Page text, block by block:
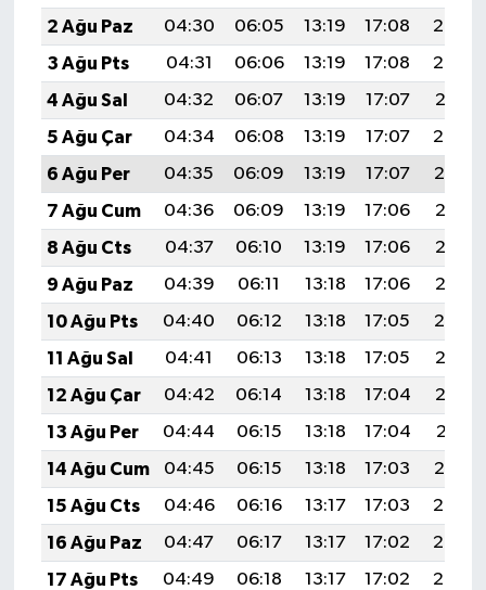
2 Ağu Paz
04:30 06:05 13:19 17:08
20:23
3 Ağu Pts
04:31 06:06 13:19 17:08
20:22
4 Ağu Sal
04:32 06:07 13:19 17:07
20:21
5 Ağu Çar
04:34 06:08 13:19 17:07
20:20
6 Ağu Per
04:35 06:09 13:19 17:07
20:19
7 Ağu Cum
04:36 06:09 13:19 17:06
20:18
8 Ağu Cts
04:37 06:10 13:19 17:06
20:17
9 Ağu Paz
04:39 06:11 13:18 17:06
20:16
10 Ağu Pts
04:40 06:12 13:18 17:05
20:14
11 Ağu Sal
04:41 06:13 13:18 17:05
20:13
12 Ağu Çar
04:42 06:14 13:18 17:04
20:12
13 Ağu Per
04:44 06:15 13:18 17:04
20:11
14 Ağu Cum
04:45 06:15 13:18 17:03
20:10
15 Ağu Cts
04:46 06:16 13:17 17:03
20:08
16 Ağu Paz
04:47 06:17 13:17 17:02
20:07
17 Ağu Pts
04:49 06:18 13:17 17:02
20:06